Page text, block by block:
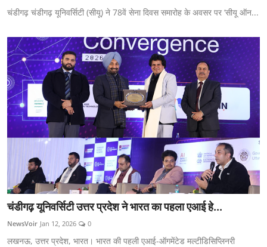
चंडीगढ़ चंडीगढ़ यूनिवर्सिटी (सीयू) ने 78वें सेना दिवस समारोह के अवसर पर ‘सीयू ऑन...
चंडीगढ़ यूनिवर्सिटी उत्तर प्रदेश ने भारत का पहला एआई हे...
NewsVoir Jan 12, 2026 0
लखनऊ, उत्तर प्रदेश, भारत। भारत की पहली एआई-ऑगमेंटेड मल्टीडिसिप्लिनरी